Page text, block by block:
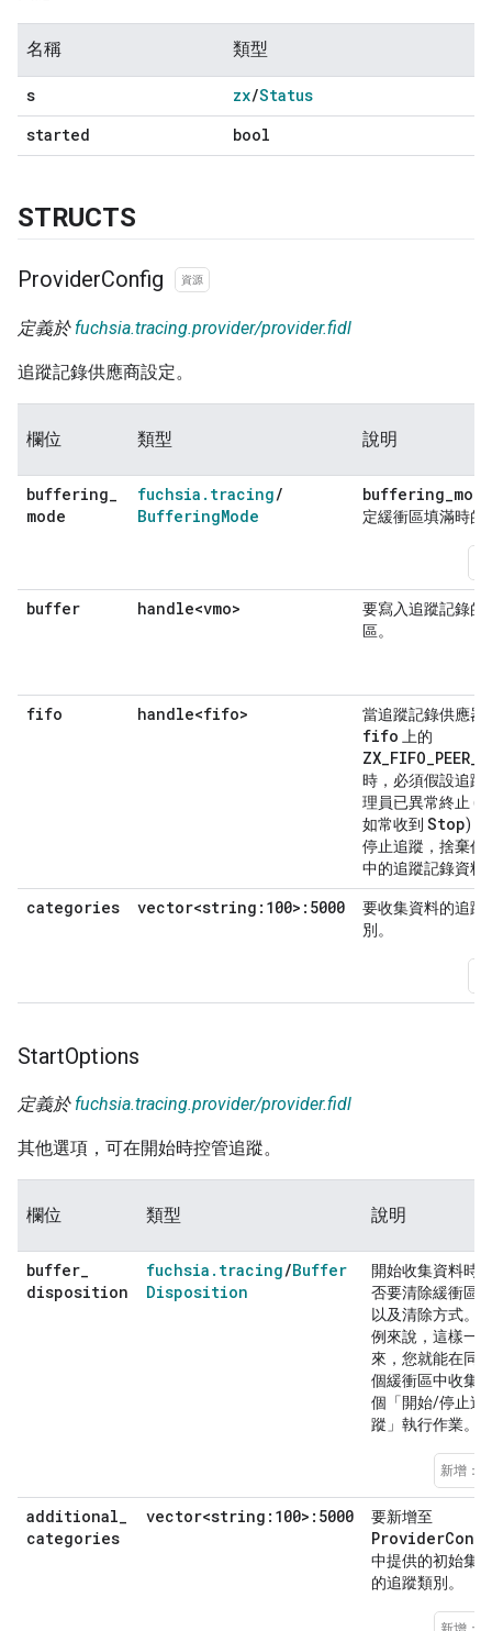
名稱 類型
s zx/Status
started
bool
STRUCTS
ProviderConfig 資源
定義於 fuchsia.tracing.provider/provider.fidl
追蹤記錄供應商設定。
欄位 類型 說明
buffering_
mode
fuchsia . tracing/
BufferingMode
buffering_mode
定緩衝區填滿時的
buffer handle<vmo>
要寫入追蹤記錄的
區。
fifo handle<fifo> 當追蹤記錄供應器
fifo 上的
時，必須假設追蹤
理員已異常終止 (
如常收到 Stop)，
停止追蹤，捨棄任
中的追蹤記錄資料
categories vector<string:100>:5000
要收集資料的追蹤
別。
StartOptions
定義於 fuchsia.tracing.provider/provider.fidl
其他選項，可在開始時控管追蹤。
欄位 類型 說明
buffer_
disposition
fuchsia . tracing/Buffer
Disposition
開始收集資料時
否要清除緩衝區
以及清除方式。
例來說，這樣一
來，您就能在同
個緩衝區中收集
個「開始/停止追
蹤」執行作業。
新增：
additional_
categories
vector<string:100>:5000 要新增至
中提供的初始集
的追蹤類別。